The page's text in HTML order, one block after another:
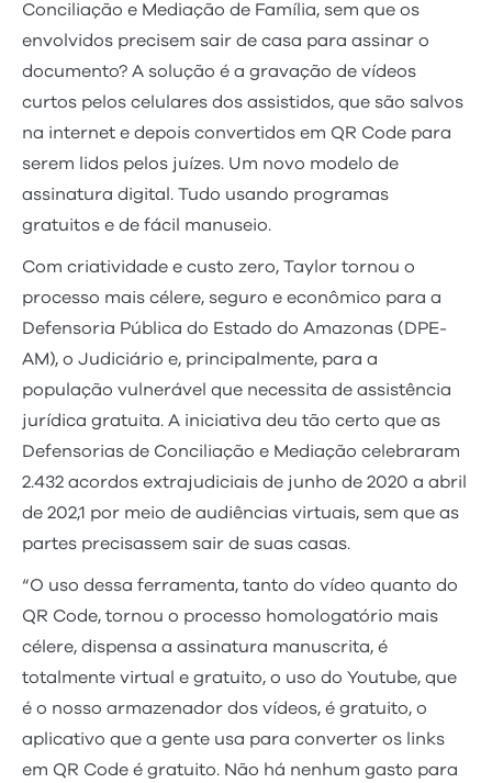
Conciliação e Mediação de Família, sem que os
envolvidos precisem sair de casa para assinar o
documento? A solução é a gravação de vídeos
curtos pelos celulares dos assistidos, que são salvos
na internet e depois convertidos em QR Code para
serem lidos pelos juízes. Um novo modelo de
assinatura digital. Tudo usando programas
gratuitos e de fácil manuseio.
Com criatividade e custo zero, Taylor tornou o
processo mais célere, seguro e econômico para a
Defensoria Pública do Estado do Amazonas (DPE-
AM), o Judiciário e, principalmente, para a
população vulnerável que necessita de assistência
jurídica gratuita. A iniciativa deu tão certo que as
Defensorias de Conciliação e Mediação celebraram
2.432 acordos extrajudiciais de junho de 2020 a abril
de 202,1 por meio de audiências virtuais, sem que as
partes precisassem sair de suas casas.
“O uso dessa ferramenta, tanto do vídeo quanto do
QR Code, tornou o processo homologatório mais
célere, dispensa a assinatura manuscrita, é
totalmente virtual e gratuito, o uso do Youtube, que
é o nosso armazenador dos vídeos, é gratuito, o
aplicativo que a gente usa para converter os links
em QR Code é gratuito. Não há nenhum gasto para